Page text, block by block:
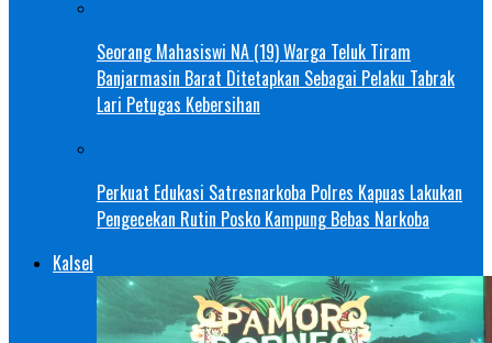
Seorang Mahasiswi NA (19) Warga Teluk Tiram
Banjarmasin Barat Ditetapkan Sebagai Pelaku Tabrak
Lari Petugas Kebersihan
Perkuat Edukasi Satresnarkoba Polres Kapuas Lakukan
Pengecekan Rutin Posko Kampung Bebas Narkoba
Kalsel